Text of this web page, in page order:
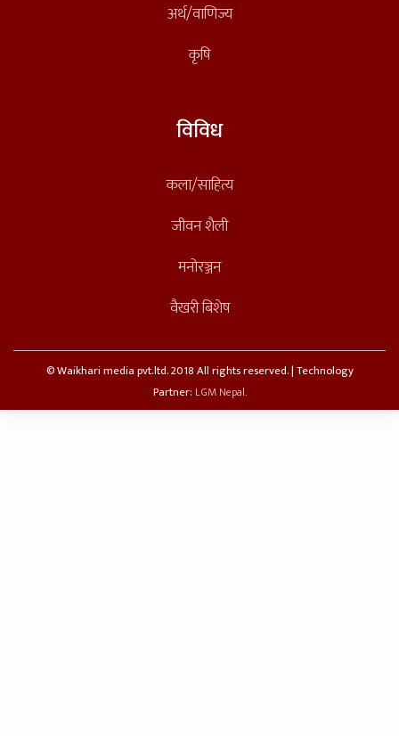
अर्थ/वाणिज्य
कृषि
विविध
कला/साहित्य
जीवन शैली
मनोरञ्जन
वैखरी बिशेष
© Waikhari media pvt.ltd. 2018 All rights reserved. | Technology
Partner: LGM Nepal.